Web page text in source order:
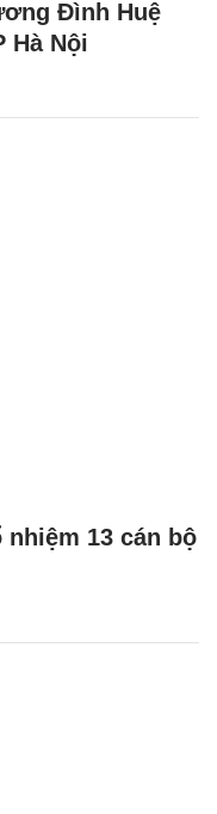
Đình Huệ
Hà Nội
nhiệm 13 cán bộ